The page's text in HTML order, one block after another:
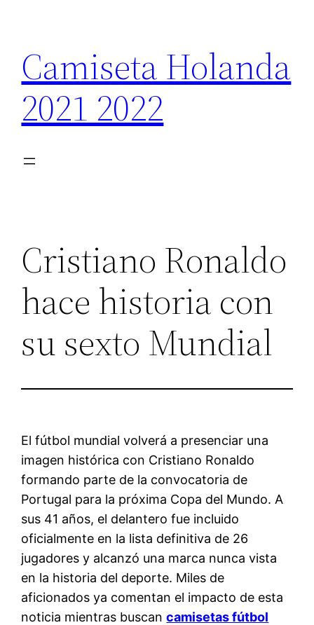
contenido
Camiseta Holanda
2021 2022
Cristiano Ronaldo
hace historia con
su sexto Mundial
El fútbol mundial volverá a presenciar una
imagen histórica con Cristiano Ronaldo
formando parte de la convocatoria de
Portugal para la próxima Copa del Mundo. A
sus 41 años, el delantero fue incluido
oficialmente en la lista definitiva de 26
jugadores y alcanzó una marca nunca vista
en la historia del deporte. Miles de
aficionados ya comentan el impacto de esta
noticia mientras buscancamisetas fútbol